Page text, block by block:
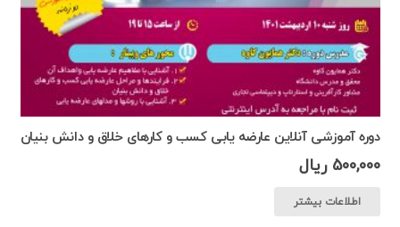
دوره آموزشی آنلاین عارضه یابی کسب و کارهای خلاق و دانش بنیان
500,000 ریال
اطلاعات بیشتر